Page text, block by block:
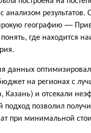
результатов.
географию —
где находится
данных
на регионах с
Казань) и отсекали
подход позволил
при минимальной